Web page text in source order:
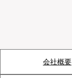
会社概要